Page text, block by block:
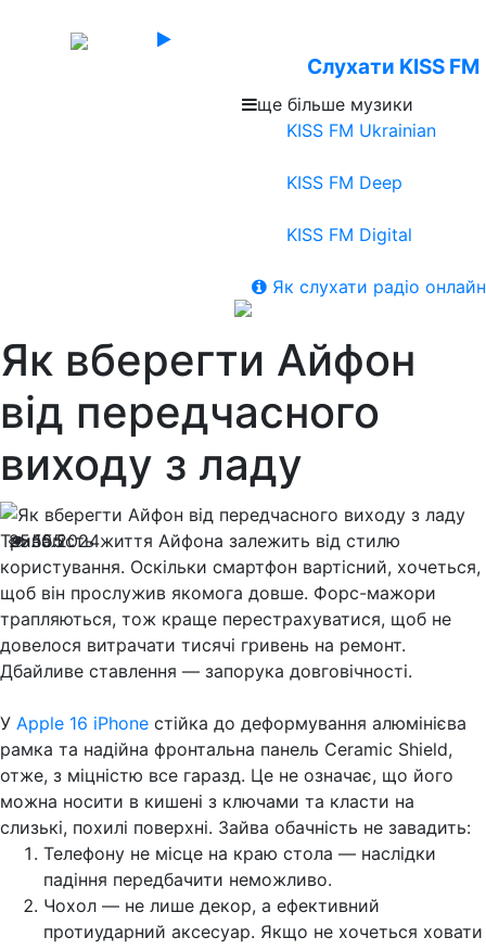
Слухати KISS FM
ще більше музики
KISS FM Ukrainian
KISS FM Deep
KISS FM Digital
Як слухати радіо онлайн
Як вберегти Айфон
від передчасного
виходу з ладу
25.10.2024
555
Тривалість життя Айфона залежить від стилю
користування. Оскільки смартфон вартісний, хочеться,
щоб він прослужив якомога довше. Форс-мажори
трапляються, тож краще перестрахуватися, щоб не
довелося витрачати тисячі гривень на ремонт.
Дбайливе ставлення — запорука довговічності.
У Apple 16 iPhone стійка до деформування алюмінієва
рамка та надійна фронтальна панель Ceramic Shield,
отже, з міцністю все гаразд. Це не означає, що його
можна носити в кишені з ключами та класти на
слизькі, похилі поверхні. Зайва обачність не завадить:
Телефону не місце на краю стола — наслідки
падіння передбачити неможливо.
Чохол — не лише декор, а ефективний
протиударний аксесуар. Якщо не хочеться ховати